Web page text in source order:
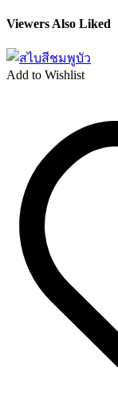
Viewers Also Liked
Add to Wishlist